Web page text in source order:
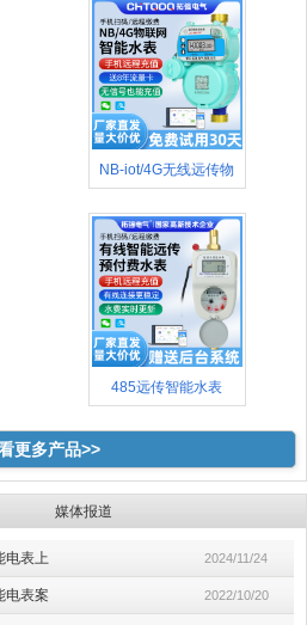
NB-iot/4G无线远传物
485远传智能水表
更多产品>>
媒体报道
电表上 2024/11/24
电表案 2022/10/20